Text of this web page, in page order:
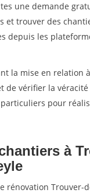
une demande
et trouver des
depuis les
la mise en relation
de vérifier la
pour
à
rénovation Trouver-